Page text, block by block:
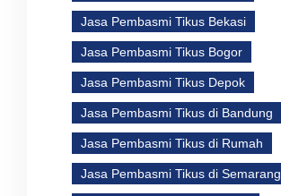
Jasa Pembasmi Tikus Bekasi
Jasa Pembasmi Tikus Bogor
Jasa Pembasmi Tikus Depok
Jasa Pembasmi Tikus di Bandung
Jasa Pembasmi Tikus di Rumah
Jasa Pembasmi Tikus di Semarang